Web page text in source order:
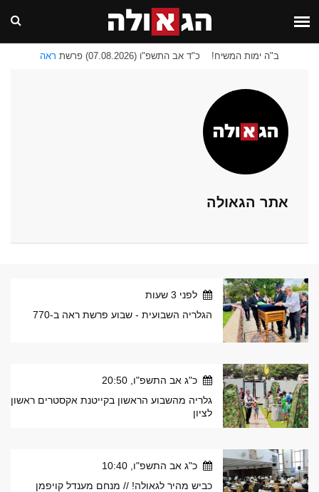
ב"ה ימות המשיח! כ"ד אב התשפ"ו (07.08.2026) פרשת ראה
אתר הגאולה
לפני 3 שעות
הגלריה השבועית - שבוע פרשת ראה ב-770
כ"ג אב התשפ"ו, 20:50
גלריה מהשבוע הראשון בקייטנת אקסטרים ראשון
לציון
כ"ג אב התשפ"ו, 10:40
כביש מהיר לגאולה! // מנחם מענדל קויפמן